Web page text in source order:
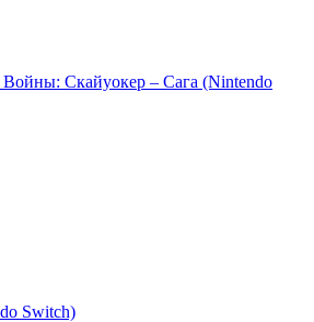
Скайуокер – Сага (Nintendo
Switch)